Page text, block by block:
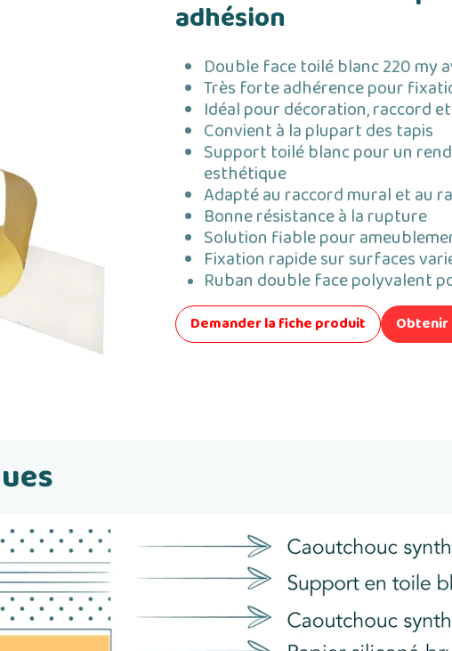
adhésion
Double face toilé blanc 220 my
Très forte adhérence pour
Idéal pour décoration, raccord
Convient à la plupart des tapis
Support toilé blanc pour un
esthétique
Adapté au raccord mural et au
Bonne résistance à la rupture
Solution fiable pour
Fixation rapide sur surfaces
Ruban double face polyvalent
Demander la fiche produit Obtenir